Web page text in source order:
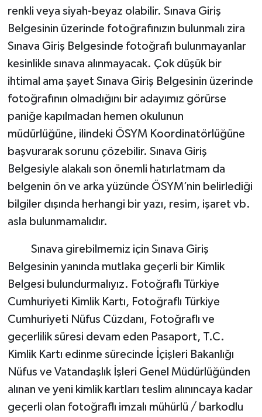
renkli veya siyah-beyaz olabilir. Sınava Giriş
Belgesinin üzerinde fotoğrafınızın bulunmalı zira
Sınava Giriş Belgesinde fotoğrafı bulunmayanlar
kesinlikle sınava alınmayacak. Çok düşük bir
ihtimal ama şayet Sınava Giriş Belgesinin üzerinde
fotoğrafının olmadığını bir adayımız görürse
paniğe kapılmadan hemen okulunun
müdürlüğüne, ilindeki ÖSYM Koordinatörlüğüne
başvurarak sorunu çözebilir. Sınava Giriş
Belgesiyle alakalı son önemli hatırlatmam da
belgenin ön ve arka yüzünde ÖSYM’nin belirlediği
bilgiler dışında herhangi bir yazı, resim, işaret vb.
asla bulunmamalıdır.
Sınava girebilmemiz için Sınava Giriş
Belgesinin yanında mutlaka geçerli bir Kimlik
Belgesi bulundurmalıyız. Fotoğraflı Türkiye
Cumhuriyeti Kimlik Kartı, Fotoğraflı Türkiye
Cumhuriyeti Nüfus Cüzdanı, Fotoğraflı ve
geçerlilik süresi devam eden Pasaport, T.C.
Kimlik Kartı edinme sürecinde İçişleri Bakanlığı
Nüfus ve Vatandaşlık İşleri Genel Müdürlüğünden
alınan ve yeni kimlik kartları teslim alınıncaya kadar
geçerli olan fotoğraflı imzalı mühürlü / barkodlu